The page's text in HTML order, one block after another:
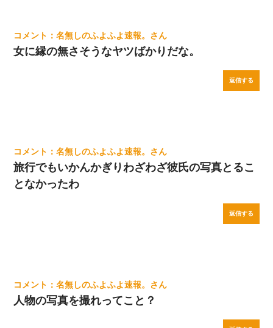
名無しのふよふよ速報。
女に縁の無さそうなヤツばかりだな。
返信する
名無しのふよふよ速報。
旅行でもいかんかぎりわざわざ彼氏の写真とるこ
となかったわ
返信する
名無しのふよふよ速報。
人物の写真を撮れってこと？